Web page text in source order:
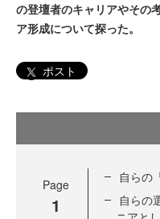
の登壇者のキャリアやその
ア形成について探った。
ポスト
Page
1
自らの
自らの